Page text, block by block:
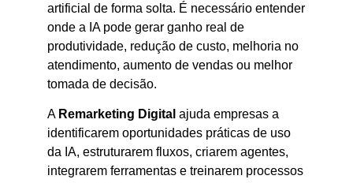
artificial de forma solta. É necessário entender
onde a IA pode gerar ganho real de
produtividade, redução de custo, melhoria no
atendimento, aumento de vendas ou melhor
tomada de decisão.
A Remarketing Digital ajuda empresas a
identificarem oportunidades práticas de uso
da IA, estruturarem fluxos, criarem agentes,
integrarem ferramentas e treinarem processos